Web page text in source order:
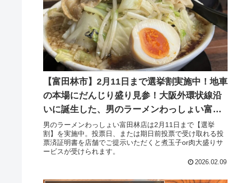
【富田林市】2月11日まで選挙割実施中！地車
の本場にだんじり盛り見参！大阪外環状線沿
いに誕生した、男のラーメンわっしょい富田
林店（2023年12月26日アーカイブ記事）
男のラーメンわっしょい富田林店は2月11日まで【選挙
割】を実施中。投票日、または期日前投票で受け取れる投
票済証明書を店舗でご提示いただくと煮玉子or肉大盛りサ
ービスが受けられます。
2026.02.09